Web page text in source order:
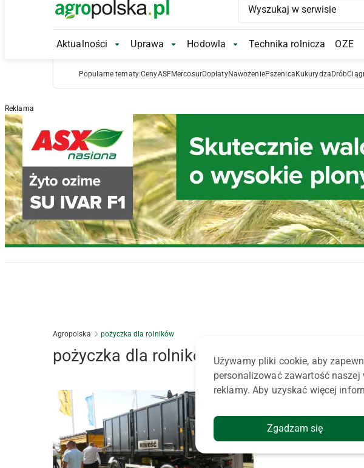
Main Logo
Aktualności Aktualności Submenu
Uprawa Uprawa Submenu
Hodowla Hodowla Submenu
Technika rolnicza OZE
Popularne tematy:CenyASFMercosurDopłatyNawożeniePszenica Kukurydza Drób
Reklama
Agropolska pożyczka dla rolników
pożyczka dla rolnikówUżywamy pliki cookie, aby
personalizować zawartość
reklamy. Aby uzyskać więcej
Zgadzam się